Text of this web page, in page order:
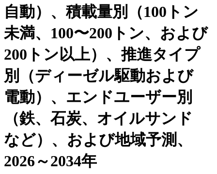
自動）、積載量別（100トン
未満、100〜200トン、および
200トン以上）、推進タイプ
別（ディーゼル駆動および
電動）、エンドユーザー別
（鉄、石炭、オイルサンド
など）、および地域予測、
2026～2034年